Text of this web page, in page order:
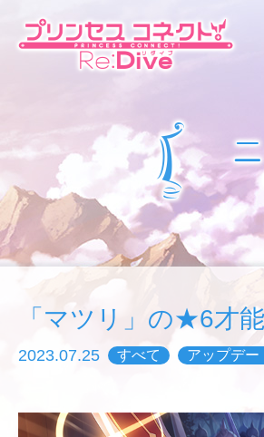
「マツリ」の★6才
2023.07.25 すべて アップデー